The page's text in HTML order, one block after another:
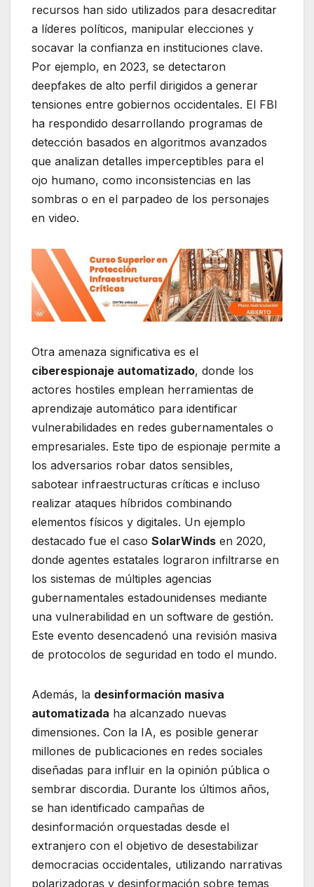
recursos han sido utilizados para desacreditar
a líderes políticos, manipular elecciones y
socavar la confianza en instituciones clave.
Por ejemplo, en 2023, se detectaron
deepfakes de alto perfil dirigidos a generar
tensiones entre gobiernos occidentales. El FBI
ha respondido desarrollando programas de
detección basados en algoritmos avanzados
que analizan detalles imperceptibles para el
ojo humano, como inconsistencias en las
sombras o en el parpadeo de los personajes
en video.
Otra amenaza significativa es el
ciberespionaje automatizado, donde los
actores hostiles emplean herramientas de
aprendizaje automático para identificar
vulnerabilidades en redes gubernamentales o
empresariales. Este tipo de espionaje permite a
los adversarios robar datos sensibles,
sabotear infraestructuras críticas e incluso
realizar ataques híbridos combinando
elementos físicos y digitales. Un ejemplo
destacado fue el caso SolarWinds en 2020,
donde agentes estatales lograron infiltrarse en
los sistemas de múltiples agencias
gubernamentales estadounidenses mediante
una vulnerabilidad en un software de gestión.
Este evento desencadenó una revisión masiva
de protocolos de seguridad en todo el mundo.
Además, la desinformación masiva
automatizada ha alcanzado nuevas
dimensiones. Con la IA, es posible generar
millones de publicaciones en redes sociales
diseñadas para influir en la opinión pública o
sembrar discordia. Durante los últimos años,
se han identificado campañas de
desinformación orquestadas desde el
extranjero con el objetivo de desestabilizar
democracias occidentales, utilizando narrativas
polarizadoras y desinformación sobre temas